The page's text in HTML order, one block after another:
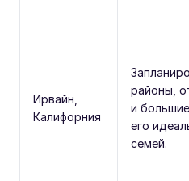
Ирвайн,
Калифорния
районы,
и
его
семей.